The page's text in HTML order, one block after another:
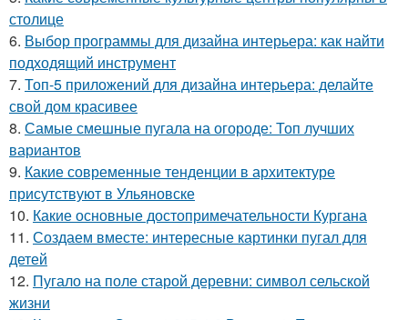
столице
6. Выбор программы для дизайна интерьера: как найти
подходящий инструмент
7. Топ-5 приложений для дизайна интерьера: делайте
свой дом красивее
8. Самые смешные пугала на огороде: Топ лучших
вариантов
9. Какие современные тенденции в архитектуре
присутствуют в Ульяновске
10. Какие основные достопримечательности Кургана
11. Создаем вместе: интересные картинки пугал для
детей
12. Пугало на поле старой деревни: символ сельской
жизни